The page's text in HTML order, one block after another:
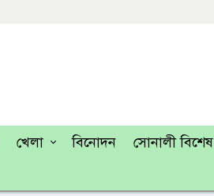
খেলা বিনোদন সোনালী বিশেষ